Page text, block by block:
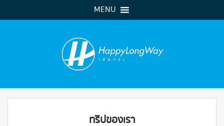
MENU
ทริปของเรา